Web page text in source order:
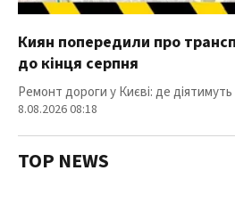
Киян попередили про
до кінця серпня
Ремонт дороги у Києві: де
8.08.2026 08:18
TOP NEWS